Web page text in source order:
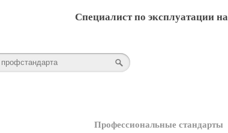
Специалист по эксплуатации
Профессиональные стандарты